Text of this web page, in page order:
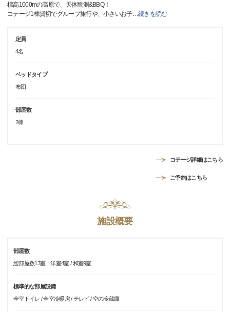
標高1000mの高原で、天体観測&BBQ！
コテージ1棟貸切でグループ旅行や、小さいお子…続きを読む
定員
4名
ベッドタイプ
布団
部屋数
2棟
コテージ詳細はこちら
ご予約はこちら
施設概要
部屋数
総部屋数13室：洋室4室 / 和室9室
標準的な部屋設備
全室トイレ / 全室冷暖房 / テレビ / 空の冷蔵庫